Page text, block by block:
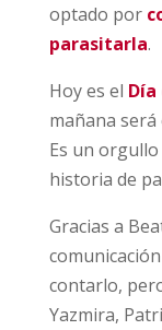
optado por
parasitarla.
Hoy es el
mañana
Es un
historia de
Gracias a
contarlo,
Yazmira,